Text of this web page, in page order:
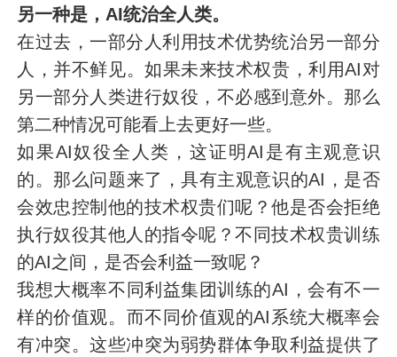
另一种是，AI统治全人类。
在过去，一部分人利用技术优势统治另一部分
人，并不鲜见。如果未来技术权贵，利用AI对
另一部分人类进行奴役，不必感到意外。那么
第二种情况可能看上去更好一些。
如果AI奴役全人类，这证明AI是有主观意识
的。那么问题来了，具有主观意识的AI，是否
会效忠控制他的技术权贵们呢？他是否会拒绝
执行奴役其他人的指令呢？不同技术权贵训练
的AI之间，是否会利益一致呢？
我想大概率不同利益集团训练的AI，会有不一
样的价值观。而不同价值观的AI系统大概率会
有冲突。这些冲突为弱势群体争取利益提供了